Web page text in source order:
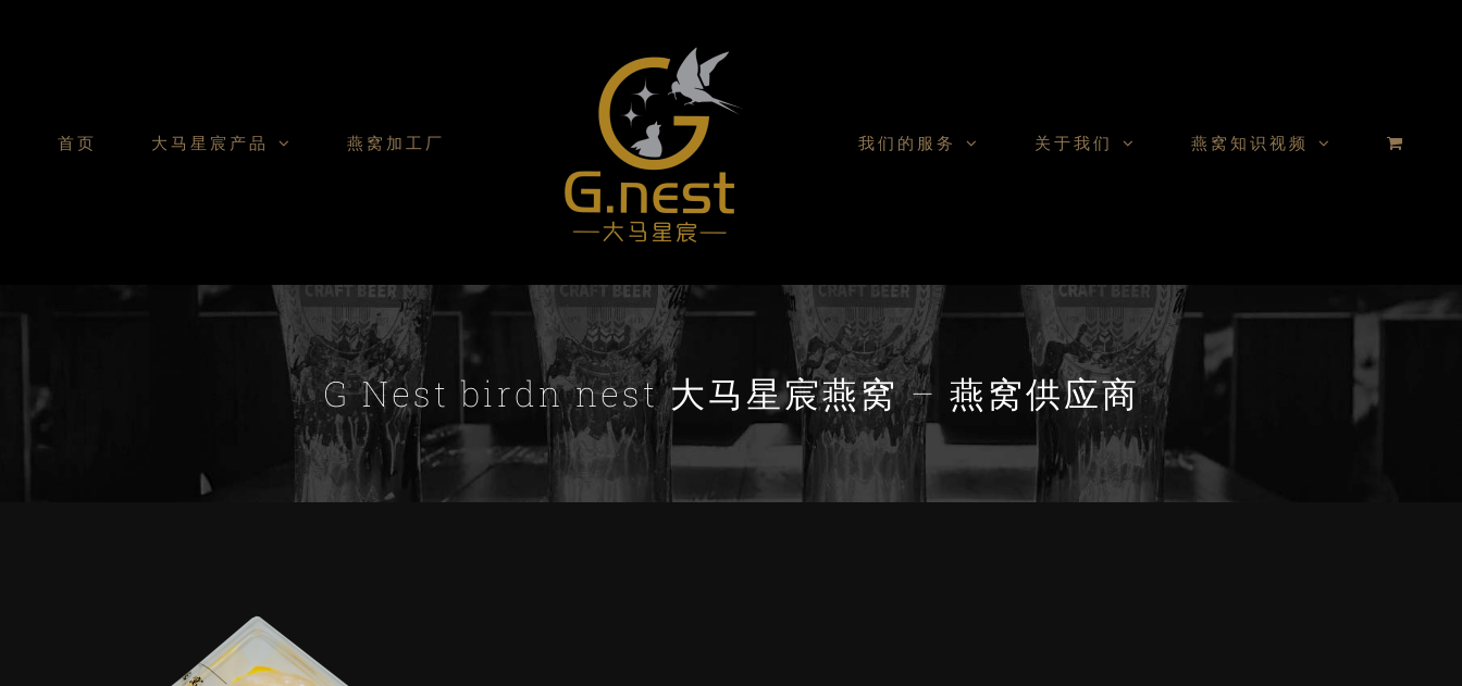
首页 大马星宸产品 燕窝加工厂 我们的服务 关于我们 燕窝知识视频
G Nest birdn nest 大马星宸燕窝 – 燕窝供应商